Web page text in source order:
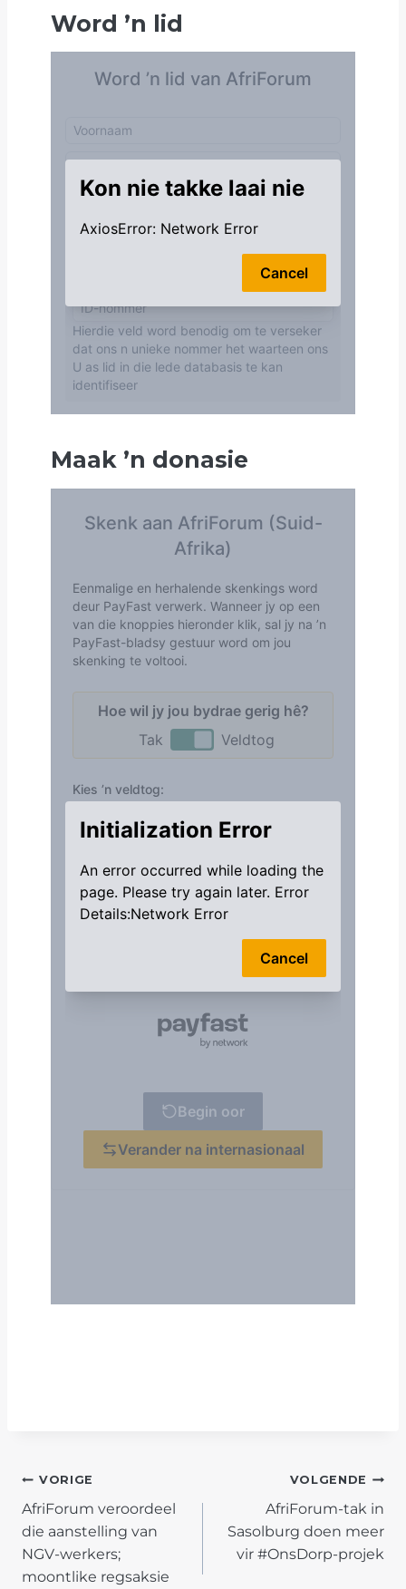
Word ’n lid
Maak ’n donasie
POST
NAVIGATION
VORIGE
AfriForum veroordeel
die aanstelling van
NGV-werkers;
moontlike regsaksie
VOLGENDE
AfriForum-tak in
Sasolburg doen meer
vir #OnsDorp-projek